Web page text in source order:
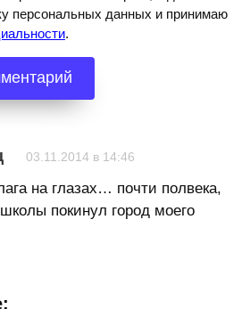
персональных данных и принимаю
.
03.11.2014 в 14:46
на глазах… почти полвека,
покинул город моего